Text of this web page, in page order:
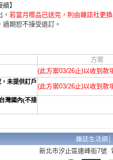
】
若當月贈品已送完，則由雜誌社更
期恕不接受退訂。
方案
(此方案03/26止)以收到款
未提供訂戶
(此方案03/26止)以收到款
灣國內(不接
雜誌生活網
新北市汐止區連峰街7號